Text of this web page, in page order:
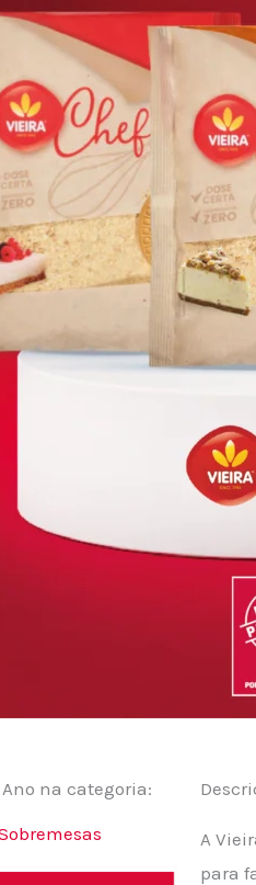
na categoria:
A
para